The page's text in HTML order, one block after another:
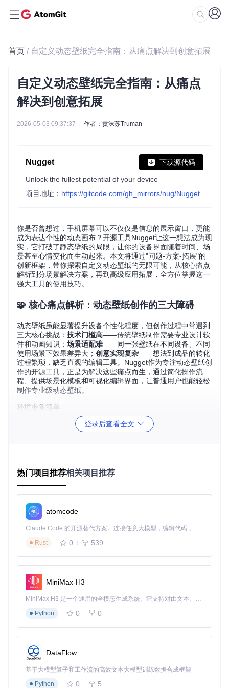
首页 / 自定义动态壁纸完全指南：从痛点解决到创意拓展
自定义动态壁纸完全指南：从痛点
解决到创意拓展
2026-05-03 09:37:37 作者：贡沫苏Truman
Nugget 下载源代码
Unlock the fullest potential of your device
项目地址： https://gitcode.com/gh_mirrors/nug/Nugget
你是否曾想过，手机屏幕可以不仅仅是信息的展示窗口，更能
成为表达个性的动态画布？开源工具Nugget让这一想法成为现
实，它打破了静态壁纸的局限，让你的设备界面随着时间、场
景甚至心情变化而生动起来。本文将通过"问题-方案-拓展"的
创新框架，带你探索自定义动态壁纸的无限可能，从核心痛点
解析到分场景解决方案，再到高级应用拓展，全方位掌握这一
强大工具的使用技巧。
🧩 核心痛点解析：动态壁纸创作的三大障碍
动态壁纸虽能显著提升设备个性化程度，但创作过程中常遇到
三大核心挑战： 技术门槛高——传统壁纸制作需要专业设计软
件和动画知识； 场景适配难——同一张壁纸在不同设备、不同
使用场景下效果差异大； 创意实现复杂——想法到成品的转化
过程繁琐，缺乏直观的编辑工具。Nugget作为专注动态壁纸创
作的开源工具，正是为解决这些痛点而生，通过简化操作流
程、提供场景化模板和可视化编辑界面，让普通用户也能轻松
制作专业级动态壁纸。
环境准备清单
开始创作前，请确保你的系统满足以下条件：
git clone
cd Nugget
python3 -m venv .env
source
启动应用：python3 main_app.py
💡 提示：如果遇到依赖问题，可查看项目根目录下的 docume
ntation.md 文件获取详细解决方法。
🌟 分场景解决方案：让动态壁纸适配你的生活
方式
工作场景：如何制作专注模式动态壁纸
样做：选择"Color"分类下的冷色调模板，调整动画速度至最
低，添加轻微的呼吸效果——这种缓慢、有规律的变化能潜意
识地引导你的注意力集中，同时不会分散精力。
登录后查看全文
热门项目推荐相关项目推荐
atomcode
Claude Code 的开源替代方案。连接任意大模型，编辑代码，运行命令，自动验证 — 全自动执行。用 Rust 构建，极致性能。 ｜ An open-source alternative to Claude Code. Connect any LLM, edit code, run commands, and verify changes — autonomously. Built in Rust for speed. Get Started
Rust
0 539
MiniMax-H3
MiniMax H3 是一个通用的全模态生成系统。它支持对由文本、图像、视频和音频组成的多模态上下文进行统一理解，并能生成分辨率高达 2K、时长可达 15 秒的带原生立体声音频的视频。得益于面向任务泛化的系统设计，H3 在预训练阶段就已具备广泛的多模态上下文理解与生成能力，能够出色地执行复杂的多模态指令。
Python
0 0
DataFlow
基于大模型算子和工作流的高效文本大模型训练数据合成框架
Python
0 5